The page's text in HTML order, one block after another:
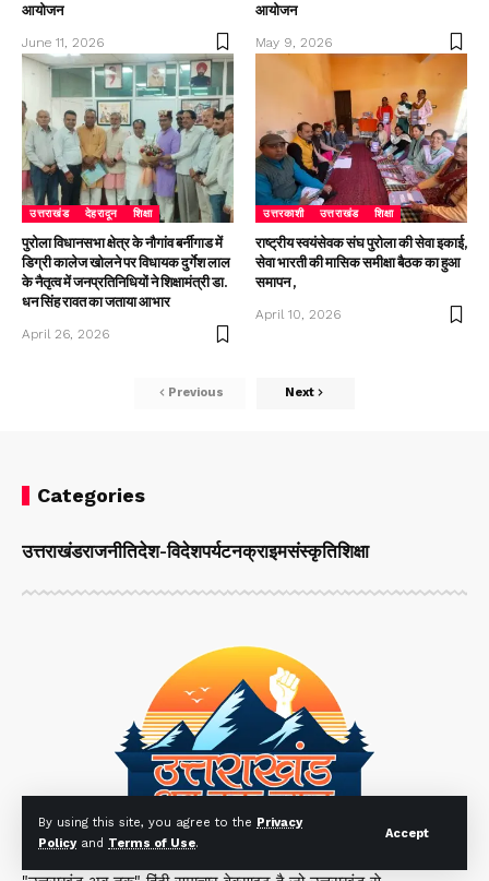
By using this site, you agree to the Privacy
Policyand Terms of Use.
Accept
आयोजन
June 11, 2026
आयोजन
May 9, 2026
उत्तराखंड देहरादून शिक्षा
पुरोला विधानसभा क्षेत्र के नौगांव बर्नीगाड में
डिग्री कालेज खोलने पर विधायक दुर्गेश लाल
के नैतृत्व में जनप्रतिनिधियों ने शिक्षामंत्री डा.
धन सिंह रावत का जताया आभार
April 26, 2026
उत्तरकाशी उत्तराखंड शिक्षा
राष्ट्रीय स्वयंसेवक संघ पुरोला की सेवा इकाई,
सेवा भारती की मासिक समीक्षा बैठक का हुआ
समापन ,
April 10, 2026
Previous Next
Categories
उत्तराखंडराजनीतिदेश-विदेशपर्यटनक्राइमसंस्कृतिशिक्षा